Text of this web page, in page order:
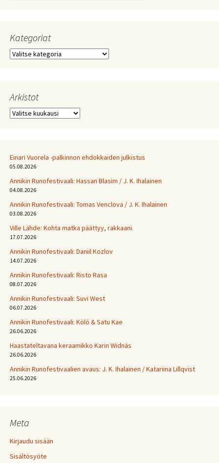
Kategoriat
Kategoriat
Arkistot
Arkistot
Einari Vuorela -palkinnon ehdokkaiden julkistus
05.08.2026
Annikin Runofestivaali: Has­san Bla­sim / J. K. Ihalainen
04.08.2026
Annikin Runofestivaali: Tomas Venclova / J. K. Ihalainen
03.08.2026
Ville Lähde: Kohta matka päättyy, rakkaani.
17.07.2026
Annikin Runofestivaali: Daniil Kozlov
14.07.2026
Annikin Runofestivaali: Risto Rasa
08.07.2026
Annikin Runofestivaali: Suvi West
06.07.2026
Annikin Runofestivaali: Kölö & Satu Kae
26.06.2026
Haastateltavana keraamikko Karin Widnäs
26.06.2026
Annikin Runofestivaalien avaus: J. K. Ihalainen / Katariina Lillqvist
25.06.2026
Meta
Kirjaudu sisään
Sisältösyöte